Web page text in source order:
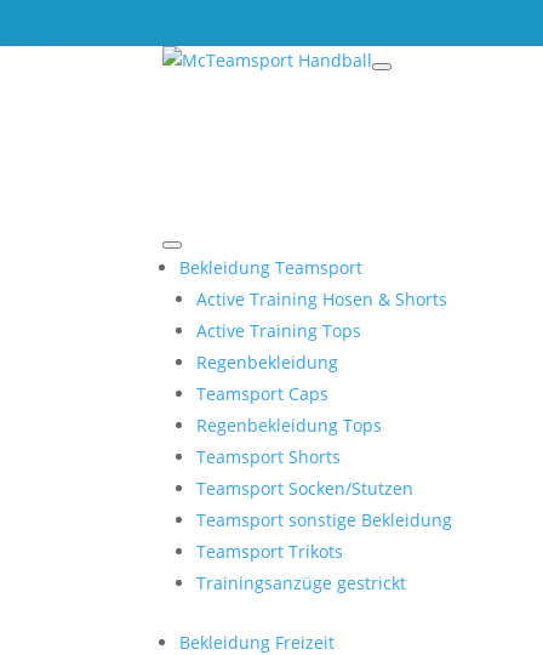
Bekleidung Teamsport
Active Training Hosen & Shorts
Active Training Tops
Regenbekleidung
Teamsport Caps
Regenbekleidung Tops
Teamsport Shorts
Teamsport Socken/Stutzen
Teamsport sonstige Bekleidung
Teamsport Trikots
Trainingsanzüge gestrickt
Bekleidung Freizeit